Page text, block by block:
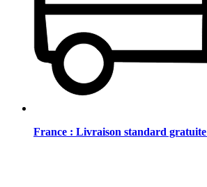
France : Livraison standard gratuite